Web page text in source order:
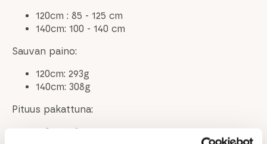
120cm : 85 - 125 cm
140cm: 100 - 140 cm
Sauvan paino:
120cm: 293g
140cm: 308g
Pituus pakattuna:
120cm: 58cm